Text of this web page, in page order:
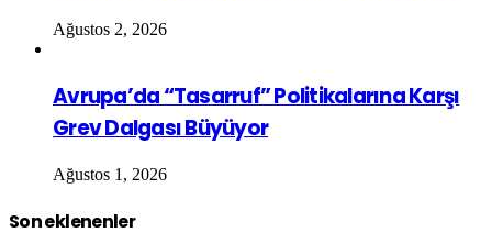
Ağustos 2, 2026
Avrupa’da “Tasarruf” Politikalarına Karşı
Grev Dalgası Büyüyor
Ağustos 1, 2026
Son eklenenler